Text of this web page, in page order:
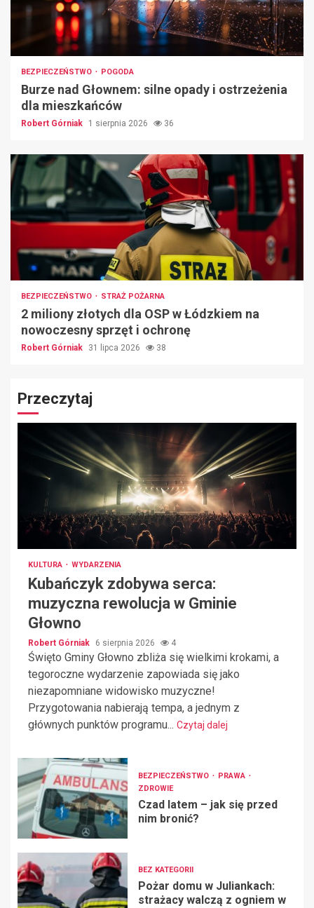
BEZPIECZEŃSTWO POGODA
Burze nad Głownem: silne opady i ostrzeżenia
dla mieszkańców
Robert Górniak 1 sierpnia 2026 36
BEZPIECZEŃSTWO STRAŻ POŻARNA
2 miliony złotych dla OSP w Łódzkiem na
nowoczesny sprzęt i ochronę
Robert Górniak 31 lipca 2026 38
Przeczytaj
KULTURA WYDARZENIA
Kubańczyk zdobywa serca:
muzyczna rewolucja w Gminie
Głowno
Robert Górniak 6 sierpnia 2026 4
Święto Gminy Głowno zbliża się wielkimi krokami, a
tegoroczne wydarzenie zapowiada się jako
niezapomniane widowisko muzyczne!
Przygotowania nabierają tempa, a jednym z
głównych punktów programu... Czytaj dalej
BEZPIECZEŃSTWO
PRAWA
ZDROWIE
Czad latem – jak się przed
nim bronić?
BEZ KATEGORII
Pożar domu w Juliankach:
strażacy walczą z ogniem w